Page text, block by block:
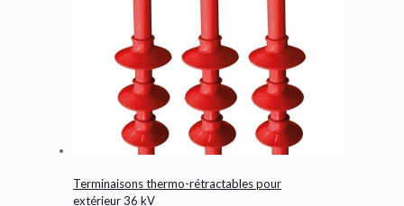
Terminaisons thermo-rétractables pour
extérieur 36 kV